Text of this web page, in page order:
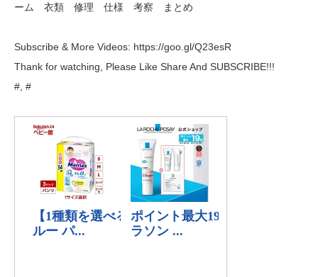
ーム 衣類 修理 仕様 考察 まとめ
Subscribe & More Videos: https://goo.gl/Q23esR
Thank for watching, Please Like Share And SUBSCRIBE!!!
#, #